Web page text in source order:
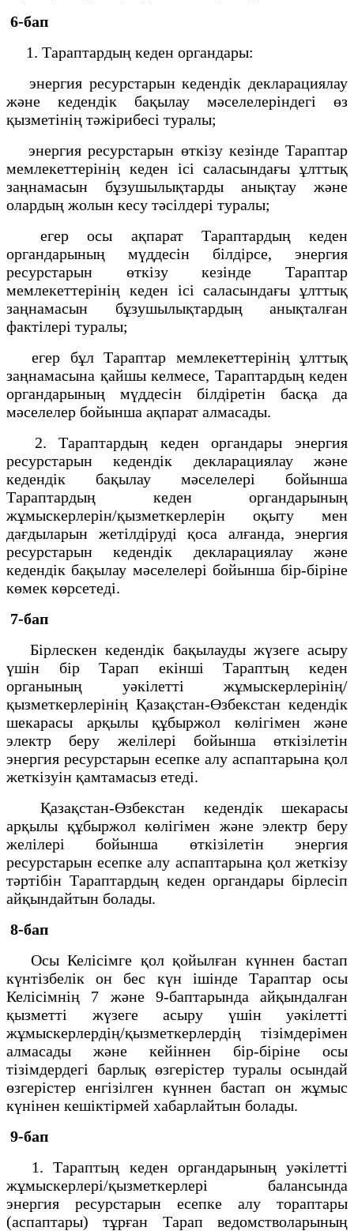
6-бап
1. Тараптардың кеден органдары:
энергия ресурстарын кедендік декларациялау
және кедендік бақылау мәселелеріндегі өз
қызметінің тәжірибесі туралы;
энергия ресурстарын өткізу кезінде Тараптар
мемлекеттерінің кеден ісі саласындағы ұлттық
заңнамасын бұзушылықтарды анықтау және
олардың жолын кесу тәсілдері туралы;
егер осы ақпарат Тараптардың кеден
органдарының мүддесін білдірсе, энергия
ресурстарын өткізу кезінде Тараптар
мемлекеттерінің кеден ісі саласындағы ұлттық
заңнамасын бұзушылықтардың анықталған
фактілері туралы;
егер бұл Тараптар мемлекеттерінің ұлттық
заңнамасына қайшы келмесе, Тараптардың кеден
органдарының мүддесін білдіретін басқа да
мәселелер бойынша ақпарат алмасады.
2. Тараптардың кеден органдары энергия
ресурстарын кедендік декларациялау және
кедендік бақылау мәселелері бойынша
Тараптардың кеден органдарының
жұмыскерлерін/қызметкерлерін оқыту мен
дағдыларын жетілдіруді қоса алғанда, энергия
ресурстарын кедендік декларациялау және
кедендік бақылау мәселелері бойынша бір-біріне
көмек көрсетеді.
7-бап
Бірлескен кедендік бақылауды жүзеге асыру
үшін бір Тарап екінші Тараптың кеден
органының уәкілетті жұмыскерлерінің/
қызметкерлерінің Қазақстан-Өзбекстан кедендік
шекарасы арқылы құбыржол көлігімен және
электр беру желілері бойынша өткізілетін
энергия ресурстарын есепке алу аспаптарына қол
жеткізуін қамтамасыз етеді.
Қазақстан-Өзбекстан кедендік шекарасы
арқылы құбыржол көлігімен және электр беру
желілері бойынша өткізілетін энергия
ресурстарын есепке алу аспаптарына қол жеткізу
тәртібін Тараптардың кеден органдары бірлесіп
айқындайтын болады.
8-бап
Осы Келісімге қол қойылған күннен бастап
күнтізбелік он бес күн ішінде Тараптар осы
Келісімнің 7 және 9-баптарында айқындалған
қызметті жүзеге асыру үшін уәкілетті
жұмыскерлердің/қызметкерлердің тізімдерімен
алмасады және кейіннен бір-біріне осы
тізімдердегі барлық өзгерістер туралы осындай
өзгерістер енгізілген күннен бастап он жұмыс
күнінен кешіктірмей хабарлайтын болады.
9-бап
1. Тараптың кеден органдарының уәкілетті
жұмыскерлері/қызметкерлері балансында
энергия ресурстарын есепке алу тораптары
(аспаптары) тұрған Тарап ведомстволарының